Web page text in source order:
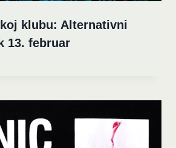
klubu: Alternativni
13. februar